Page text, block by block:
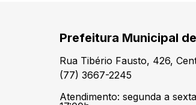
Prefeitura Municipal
Rua Tibério Fausto, 426,
(77) 3667-2245
Atendimento: segunda a